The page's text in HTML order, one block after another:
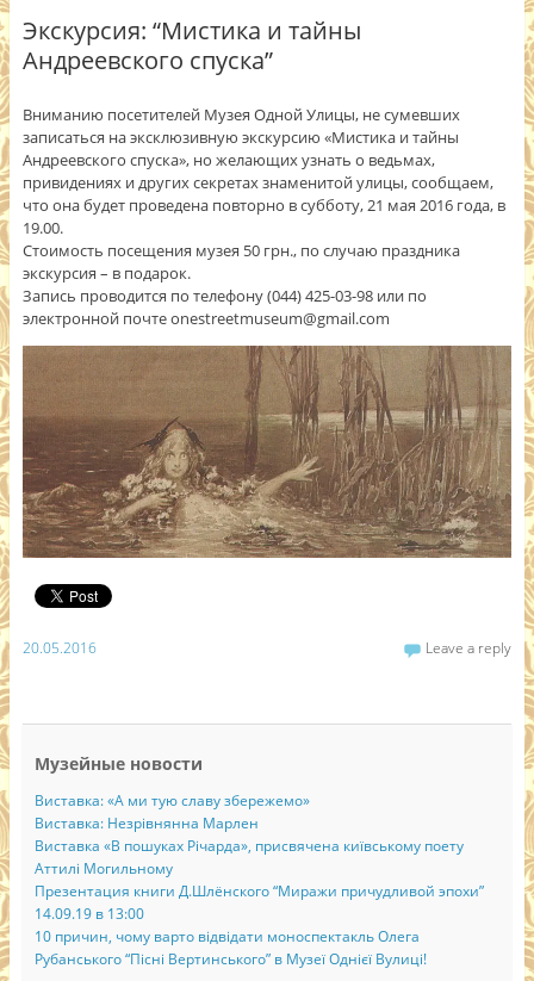
Экскурсия: “Мистика и тайны
Андреевского спуска”
Вниманию посетителей Музея Одной Улицы, не сумевших
записаться на эксклюзивную экскурсию «Мистика и тайны
Андреевского спуска», но желающих узнать о ведьмах,
привидениях и других секретах знаменитой улицы, сообщаем,
что она будет проведена повторно в субботу, 21 мая 2016 года, в
19.00.
Стоимость посещения музея 50 грн., по случаю праздника
экскурсия – в подарок.
Запись проводится по телефону (044) 425-03-98 или по
электронной почте onestreetmuseum@gmail.com
20.05.2016 Leave a reply
Музейные новости
Виставка: «А ми тую славу збережемо»
Виставка: Незрівнянна Марлен
Виставка «В пошуках Річарда», присвячена київському поету
Аттилі Могильному
Презентация книги Д.Шлёнского “Миражи причудливой эпохи”
14.09.19 в 13:00
10 причин, чому варто відвідати моноспектакль Олега
Рубанського “Пісні Вертинського” в Музеї Однієї Вулиці!